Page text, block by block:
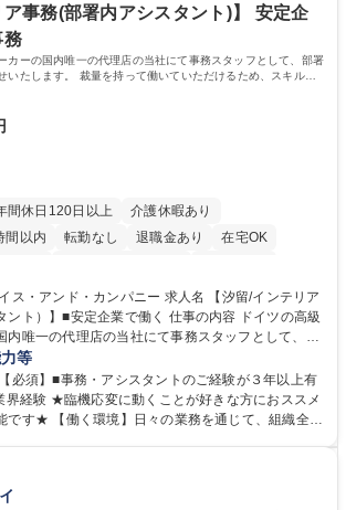
ア事務(部署内アシスタント)】 安定企
務
カーの国内唯一の代理店の当社にて事務スタッフとして、部署
いたします。 裁量を持って働いていただけるため、スキルア
間休日120日以上
介護休暇あり
間以内
転勤なし 退職金あり
在宅OK
2日制
休み
カンパニー 求人名 【汐留/インテリア
定企業で働く 仕事の内容 ドイツの高級
内唯一の代理店の当社にて事務スタッフとして、部
お任せいたします。 裁量を持って働いていただける
務業務全般】 ■サンプルの
対 ■書類作成（会議資料、お客様宛請求書、支払書
へ提出等） ■ショールームアテンド・運営・予約業
内アシスタント）】■安定企業で働く
等
必須】■事務・アシスタントのご経験が３年以上有
界経験 ★臨機応変に動くことが好きな方におススメ
通じて、組織全体
アイデアを活かす場もあり、やりがいを感じながら
インテリアの業界のご経験が有る方■PCの作業に慣